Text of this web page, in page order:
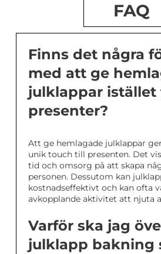
FAQ
Finns det några
med att ge
julklappar istället
presenter?
Att ge hemlagade julklappar
unik touch till presenten. Det
tid och omsorg på att skapa
personen. Dessutom kan
kostnadseffektivt och kan ofta
avkopplande aktivitet att njuta
Varför ska jag
julklapp bakning